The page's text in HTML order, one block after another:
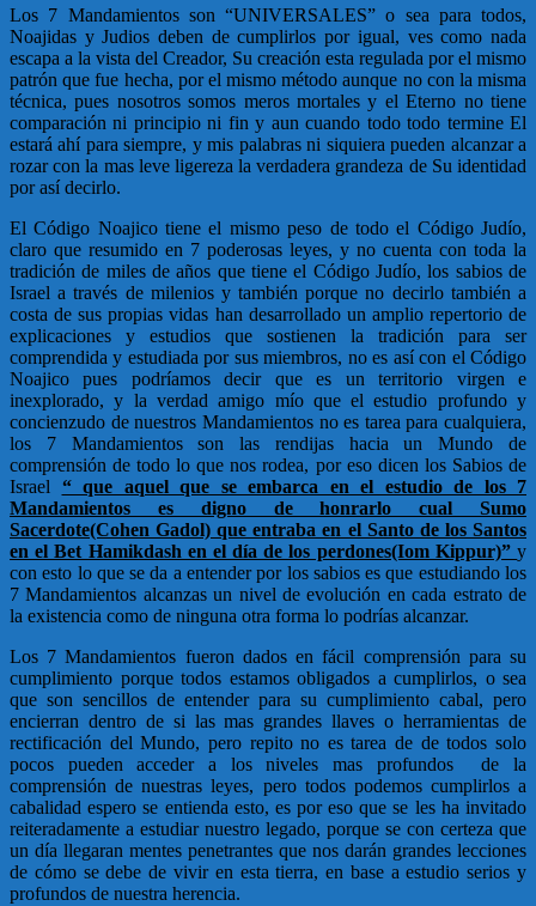
Los 7 Mandamientos son “UNIVERSALES” o sea para todos,
Noajidas y Judios deben de cumplirlos por igual, ves como nada
escapa a la vista del Creador, Su creación esta regulada por el mismo
patrón que fue hecha, por el mismo método aunque no con la misma
técnica, pues nosotros somos meros mortales y el Eterno no tiene
comparación ni principio ni fin y aun cuando todo todo termine El
estará ahí para siempre, y mis palabras ni siquiera pueden alcanzar a
rozar con la mas leve ligereza la verdadera grandeza de Su identidad
por así decirlo.
El Código Noajico tiene el mismo peso de todo el Código Judío,
claro que resumido en 7 poderosas leyes, y no cuenta con toda la
tradición de miles de años que tiene el Código Judío, los sabios de
Israel a través de milenios y también porque no decirlo también a
costa de sus propias vidas han desarrollado un amplio repertorio de
explicaciones y estudios que sostienen la tradición para ser
comprendida y estudiada por sus miembros, no es así con el Código
Noajico pues podríamos decir que es un territorio virgen e
inexplorado, y la verdad amigo mío que el estudio profundo y
concienzudo de nuestros Mandamientos no es tarea para cualquiera,
los 7 Mandamientos son las rendijas hacia un Mundo de
comprensión de todo lo que nos rodea, por eso dicen los Sabios de
Israel “ que aquel que se embarca en el estudio de los 7
Mandamientos es digno de honrarlo cual Sumo
Sacerdote(Cohen Gadol) que entraba en el Santo de los Santos
en el Bet Hamikdash en el día de los perdones(Iom Kippur)” y
con esto lo que se da a entender por los sabios es que estudiando los
7 Mandamientos alcanzas un nivel de evolución en cada estrato de
la existencia como de ninguna otra forma lo podrías alcanzar.
Los 7 Mandamientos fueron dados en fácil comprensión para su
cumplimiento porque todos estamos obligados a cumplirlos, o sea
que son sencillos de entender para su cumplimiento cabal, pero
encierran dentro de si las mas grandes llaves o herramientas de
rectificación del Mundo, pero repito no es tarea de de todos solo
pocos pueden acceder a los niveles mas profundos de la
comprensión de nuestras leyes, pero todos podemos cumplirlos a
cabalidad espero se entienda esto, es por eso que se les ha invitado
reiteradamente a estudiar nuestro legado, porque se con certeza que
un día llegaran mentes penetrantes que nos darán grandes lecciones
de cómo se debe de vivir en esta tierra, en base a estudio serios y
profundos de nuestra herencia.